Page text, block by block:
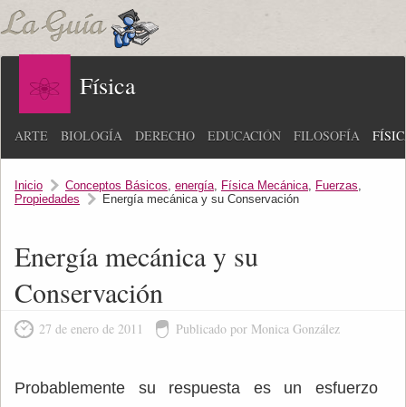
Física
ARTE BIOLOGÍA DERECHO EDUCACIÓN FILOSOFÍA
Inicio Conceptos Básicos, energía, Física Mecánica, Fuerzas,
Propiedades
Energía mecánica y su Conservación
Energía mecánica y su
Conservación
27 de enero de 2011 Publicado por Monica González
Probablemente su respuesta es un esfuerzo